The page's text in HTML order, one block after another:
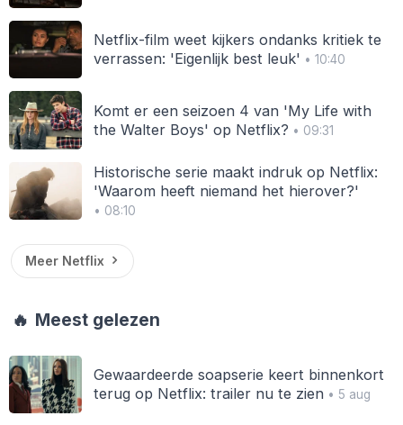
Netflix-film weet kijkers ondanks kritiek te
verrassen: 'Eigenlijk best leuk' • 10:40
Komt er een seizoen 4 van 'My Life with
the Walter Boys' op Netflix? • 09:31
Historische serie maakt indruk op Netflix:
'Waarom heeft niemand het hierover?'
• 08:10
Meer Netflix
🔥 Meest gelezen
Gewaardeerde soapserie keert binnenkort
terug op Netflix: trailer nu te zien• 5 aug